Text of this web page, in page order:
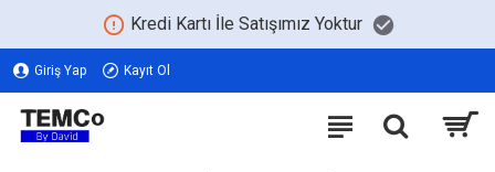
Kredi Kartı İle Satışımız Yoktur
Giriş Yap Kayıt Ol